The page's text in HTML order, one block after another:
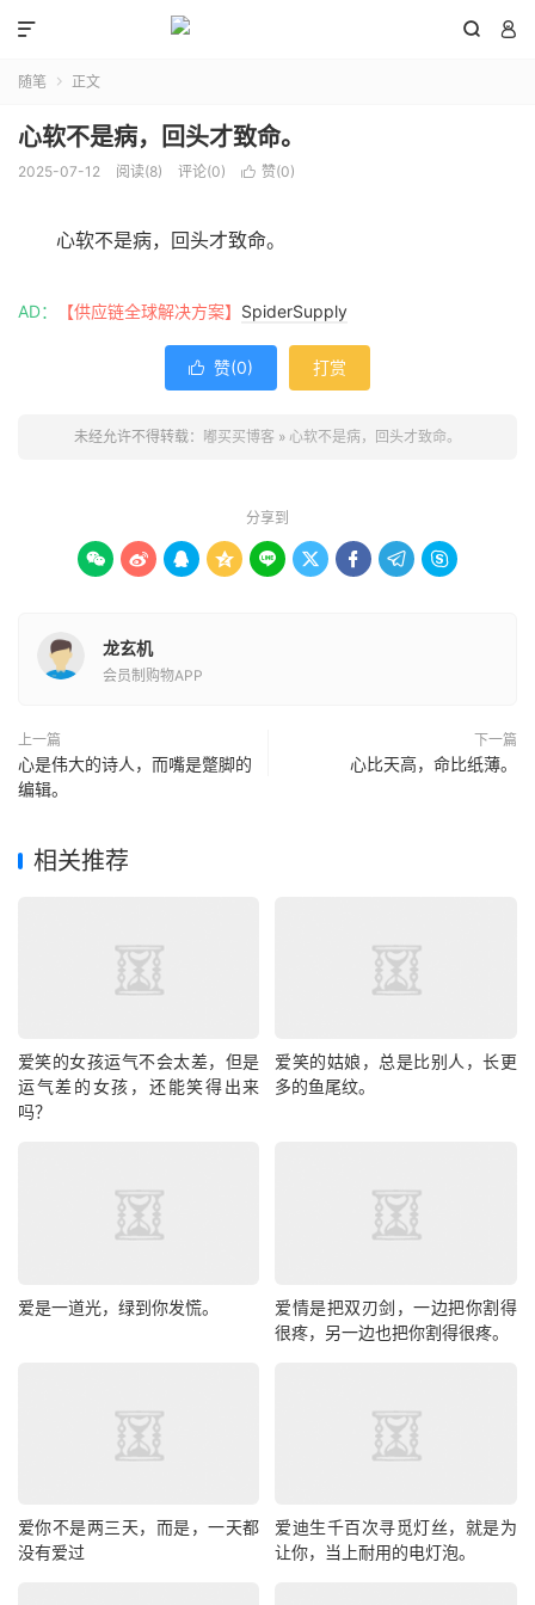
 

随笔  正文
心软不是病，回头才致命。
2025-07-12 阅读(8) 评论(0)  赞(0)
心软不是病，回头才致命。
AD： 【供应链全球解决方案】 SpiderSupply
 赞(0) 打赏
未经允许不得转载： 嘟买买博客 » 心软不是病，回头才致命。
分享到
        
龙玄机
会员制购物APP
上一篇
心是伟大的诗人，而嘴是蹩脚的
编辑。
下一篇
心比天高，命比纸薄。
相关推荐
爱笑的女孩运气不会太差，但是
运气差的女孩，还能笑得出来
吗？
爱笑的姑娘，总是比别人，长更
多的鱼尾纹。
爱是一道光，绿到你发慌。
爱情是把双刃剑，一边把你割得
很疼，另一边也把你割得很疼。
爱你不是两三天，而是，一天都
没有爱过
爱迪生千百次寻觅灯丝，就是为
让你，当上耐用的电灯泡。